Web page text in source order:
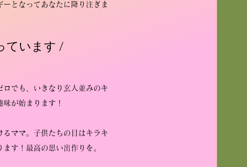
となってあなたに降り注ぎま
ています /
ロでも、いきなり玄人並みのキ
が始まります！
るママ。子供たちの目はキラキ
す！最高の思い出作りを。